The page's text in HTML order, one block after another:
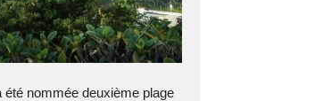
été nommée deuxième plage